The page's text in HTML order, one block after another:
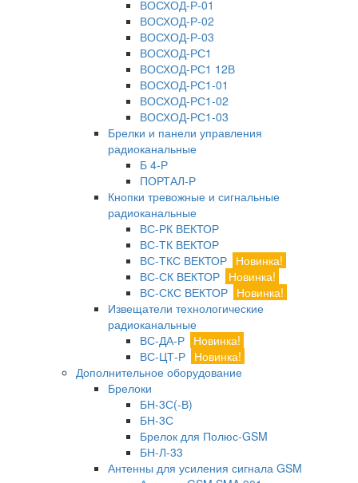
ВОСХОД-Р-01
ВОСХОД-Р-02
ВОСХОД-Р-03
ВОСХОД-РС1
ВОСХОД-РС1 12В
ВОСХОД-РС1-01
ВОСХОД-РС1-02
ВОСХОД-РС1-03
Брелки и панели управления
радиоканальные
Б 4-Р
ПОРТАЛ-Р
Кнопки тревожные и сигнальные
радиоканальные
ВС-РК ВЕКТОР
ВС-ТК ВЕКТОР
ВС-ТКС ВЕКТОР Новинка!
ВС-СК ВЕКТОР Новинка!
ВС-СКС ВЕКТОР Новинка!
Извещатели технологические
радиоканальные
ВС-ДА-Р Новинка!
ВС-ЦТ-Р Новинка!
Дополнительное оборудование
Брелоки
БН-3С(-В)
БН-3С
Брелок для Полюс-GSM
БН-Л-33
Антенны для усиления сигнала GSM